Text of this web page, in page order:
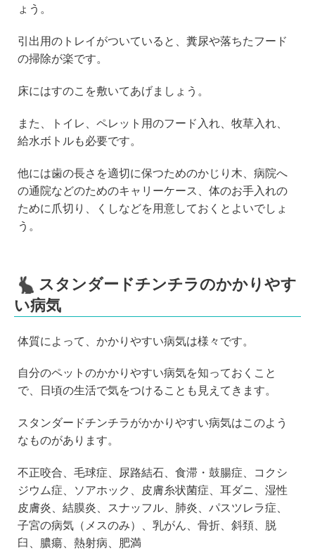
ょう。
引出用のトレイがついていると、糞尿や落ちたフード
の掃除が楽です。
床にはすのこを敷いてあげましょう。
また、トイレ、ペレット用のフード入れ、牧草入れ、
給水ボトルも必要です。
他には歯の長さを適切に保つためのかじり木、病院へ
の通院などのためのキャリーケース、体のお手入れの
ために爪切り、くしなどを用意しておくとよいでしょ
う。
スタンダードチンチラのかかりやす
い病気
体質によって、かかりやすい病気は様々です。
自分のペットのかかりやすい病気を知っておくこと
で、日頃の生活で気をつけることも見えてきます。
スタンダードチンチラがかかりやすい病気はこのよう
なものがあります。
不正咬合、毛球症、尿路結石、食滞・鼓腸症、コクシ
ジウム症、ソアホック、皮膚糸状菌症、耳ダニ、湿性
皮膚炎、結膜炎、スナッフル、肺炎、パスツレラ症、
子宮の病気（メスのみ）、乳がん、骨折、斜頚、脱
臼、膿瘍、熱射病、肥満